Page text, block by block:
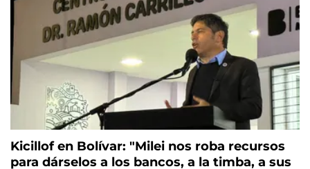
Kicillof en Bolívar: "Milei nos roba recursos
para dárselos a los bancos, a la timba, a sus